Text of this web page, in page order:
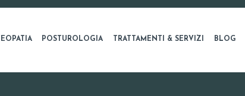
POSTUROLOGIA TRATTAMENTI & SERVIZI BLOG